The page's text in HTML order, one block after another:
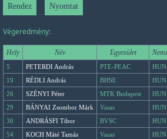
Végeredmény:
Hely Név Egyesület
5 PETERDI András PTE-PEAC
HUN
19
RÉDLI András BHSE
HUN
26
SZÉNYI Péter MTK Budapest
HUN
29
BÁNYAI Zsombor Márk Vasas
HUN
30
ANDRÁSFI Tibor BVSC
HUN
54
KOCH Máté Tamás Vasas
HUN